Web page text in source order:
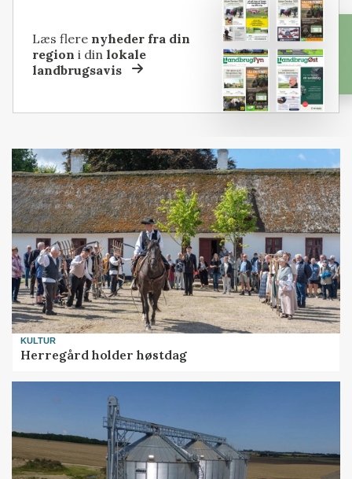
Læs flere nyheder fra din
region i dinlokale
landbrugsavis
KULTUR
Herregård holder høstdag